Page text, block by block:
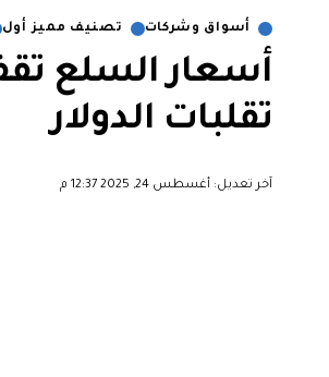
أسواق وشركات تصنيف مميز أول
تقلبات الدولار
آخر تعديل: أغسطس 24, 2025 12:37 م